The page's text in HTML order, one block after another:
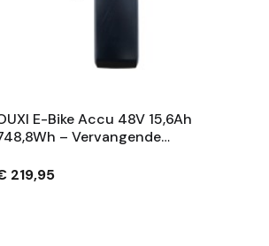
E-Bike Accu 48V 15,6Ah
– Vervangende
– Zwart
219,95